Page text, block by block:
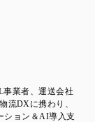
事業者、運送会社
流DXに携わり、
ション＆AI導入支